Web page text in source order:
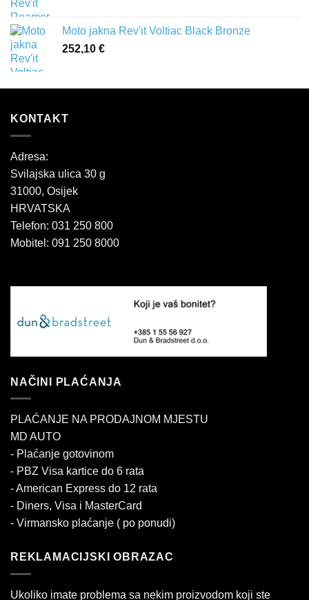
Moto jakna Rev'it Voltiac Black Bronze
252,10 €
KONTAKT
Adresa:
Svilajska ulica 30 g
31000, Osijek
HRVATSKA
Telefon: 031 250 800
Mobitel: 091 250 8000
NAČINI PLAĆANJA
PLAĆANJE NA PRODAJNOM MJESTU
MD AUTO
- Plaćanje gotovinom
- PBZ Visa kartice do 6 rata
- American Express do 12 rata
- Diners, Visa i MasterCard
- Virmansko plaćanje ( po ponudi)
REKLAMACIJSKI OBRAZAC
Ukoliko imate problema sa nekim proizvodom koji ste